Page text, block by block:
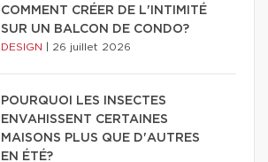
COMMENT CRÉER DE L'INTIMITÉ
SUR UN BALCON DE CONDO?
DESIGN 26 juillet 2026
POURQUOI LES INSECTES
ENVAHISSENT CERTAINES
MAISONS PLUS QUE D'AUTRES
EN ÉTÉ?